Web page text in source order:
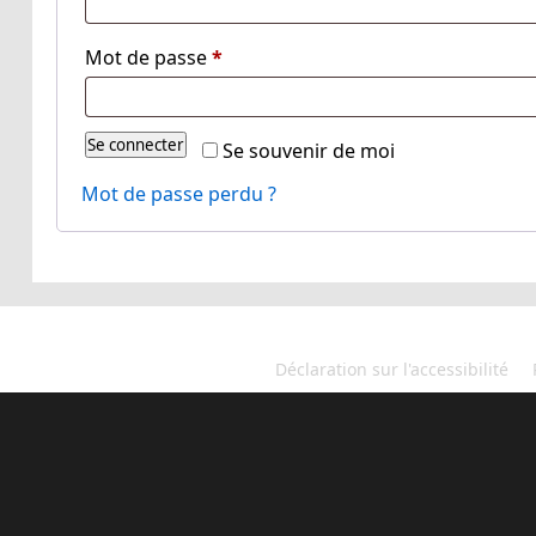
M-Disc
Articles en ligne
Contact
Mot de passe*Obligatoire
Se souvenir de moi
Se connecter
Mot de passe perdu ?
Déclaration sur l'accessibilité